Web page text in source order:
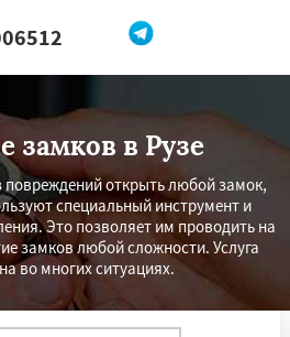
мне
замков в Рузе
повреждений открыть любой замок,
специальный инструмент и
Это позволяет им проводить на
замков любой сложности. Услуга
во многих ситуациях.